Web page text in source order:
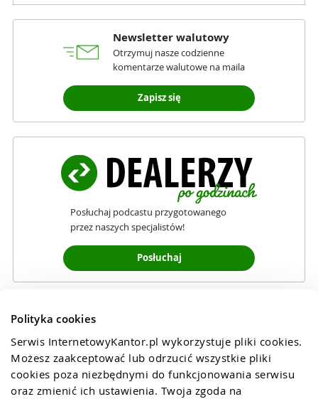
Polityka cookies
Serwis InternetowyKantor.pl wykorzystuje pliki cookies.
Możesz zaakceptować lub odrzucić wszystkie pliki
cookies poza niezbędnymi do funkcjonowania serwisu
oraz zmienić ich ustawienia. Twoja zgoda na
Newsletter walutowy
Otrzymuj nasze codzienne
komentarze walutowe na maila
Zapisz się
Posłuchaj podcastu przygotowanego
przez naszych specjalistów!
Posłuchaj